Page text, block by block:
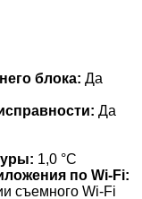
блока: Да
Да
1,0 °С
по Wi-Fi:
съемного Wi-Fi